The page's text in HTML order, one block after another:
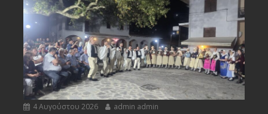
4 Αυγούστου 2026 admin admin